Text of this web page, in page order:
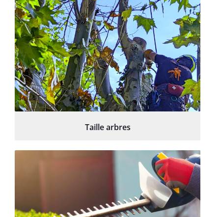
Taille arbres